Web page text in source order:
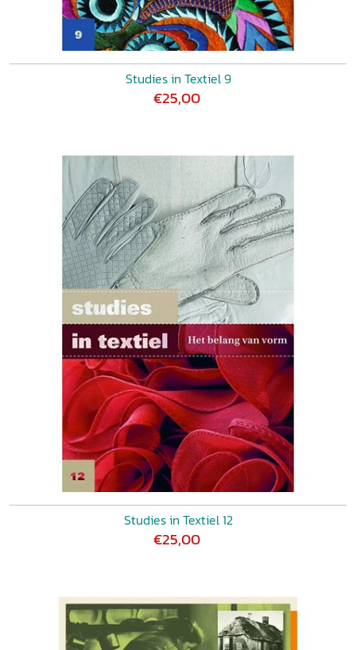
Studies in Textiel 9
€25,00
Studies in Textiel 12
€25,00